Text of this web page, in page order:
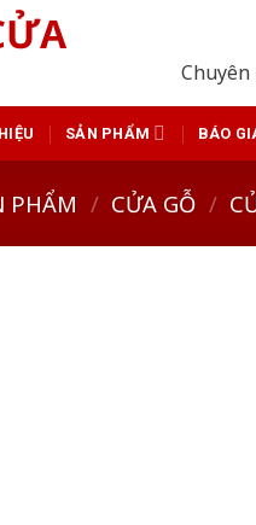
SẢN PHẨM BÁO
PHẨM / CỬA GỖ /